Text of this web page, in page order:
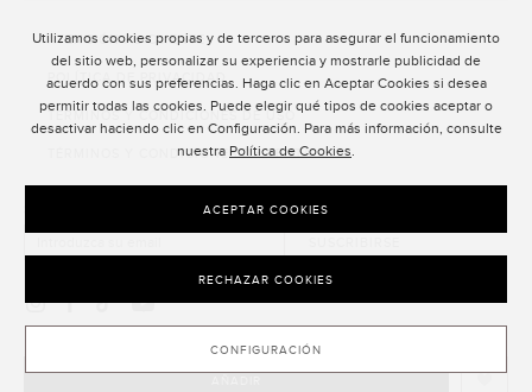
Utilizamos cookies propias y de terceros para asegurar el funcionamiento
del sitio web, personalizar su experiencia y mostrarle publicidad de
acuerdo con sus preferencias. Haga clic en Aceptar Cookies si desea
permitir todas las cookies. Puede elegir qué tipos de cookies aceptar o
desactivar haciendo clic en Configuración. Para más información, consulte
nuestra Política de Cookies.
CONFIGURACIÓN
RECHAZAR COOKIES
ACEPTAR COOKIES
ATENCIÓN AL CLIENTE
POLÍTICA DE PRIVACIDAD
TÉRMINOS Y CONDICIONES DE USO
TÉRMINOS Y CONDICIONES DE VENTA
SUSCRIPCIÓN AL NEWSLETTER